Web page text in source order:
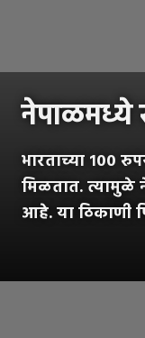
नेपाळमध्ये
भारताच्या १००
मिळतात.
आहे. या ठिकाणी